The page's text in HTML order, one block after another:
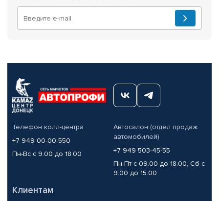
Телефон колл-центра
+7 949 00-00-550
Пн-Вс с 9.00 до 18.00
Автосалон (отдел продаж
автомобилей)
+7 949 503-45-55
Пн-Пт с 09.00 до 18.00, Сб с
9.00 до 15.00
Клиентам